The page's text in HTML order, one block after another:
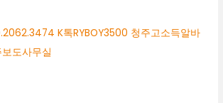
K톡RYBOY3500 청주고소득알바
도사무실